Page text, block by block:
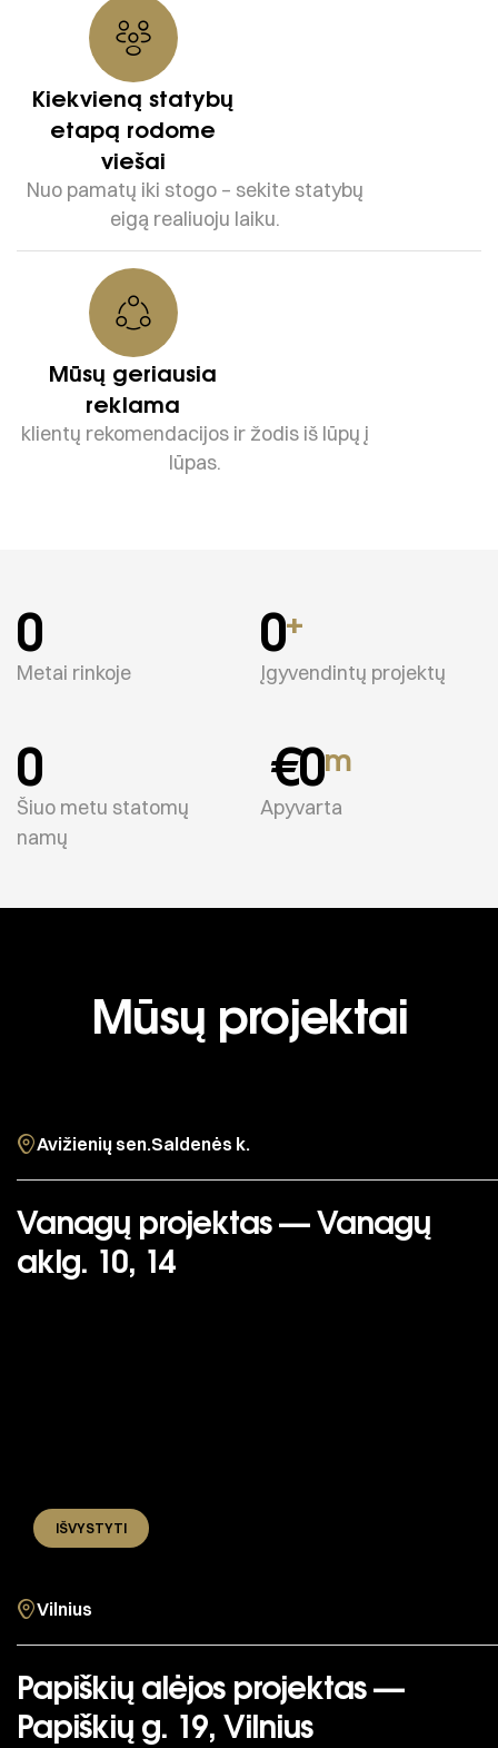
Kiekvieną statybų
etapą rodome
viešai
Nuo pamatų iki stogo – sekite statybų
eigą realiuoju laiku.
Mūsų geriausia
reklama
klientų rekomendacijos ir žodis iš lūpų į
lūpas.
Metai rinkoje
0
Įgyvendintų projektų
0+
Šiuo metu statomų
namų
0
Apyvarta
€0m
Mūsų projektai
Avižienių sen.Saldenės k.
Vanagų projektas — Vanagų
aklg. 10, 14
IŠVYSTYTI
Vilnius
Papiškių alėjos projektas —
Papiškių g. 19, Vilnius